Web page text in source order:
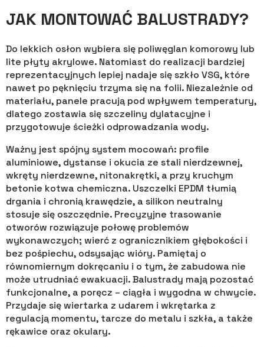
​JAK MONTOWAĆ BALUSTRADY?
Do lekkich osłon wybiera się poliwęglan komorowy lub
lite płyty akrylowe. Natomiast do realizacji bardziej
reprezentacyjnych lepiej nadaje się szkło VSG, które
nawet po pęknięciu trzyma się na folii. Niezależnie od
materiału, panele pracują pod wpływem temperatury,
dlatego zostawia się szczeliny dylatacyjne i
przygotowuje ścieżki odprowadzania wody.
Ważny jest spójny system mocowań: profile
aluminiowe, dystanse i okucia ze stali nierdzewnej,
wkręty nierdzewne, nitonakrętki, a przy kruchym
betonie kotwa chemiczna. Uszczelki EPDM tłumią
drgania i chronią krawędzie, a silikon neutralny
stosuje się oszczędnie. Precyzyjne trasowanie
otworów rozwiązuje połowę problemów
wykonawczych; wierć z ogranicznikiem głębokości i
bez pośpiechu, odsysając wióry. Pamiętaj o
równomiernym dokręcaniu i o tym, że zabudowa nie
może utrudniać ewakuacji. Balustrady mają pozostać
funkcjonalne, a poręcz – ciągła i wygodna w chwycie.
Przydaje się wiertarka z udarem i wkrętarka z
regulacją momentu, tarcze do metalu i szkła, a także
rękawice oraz okulary.